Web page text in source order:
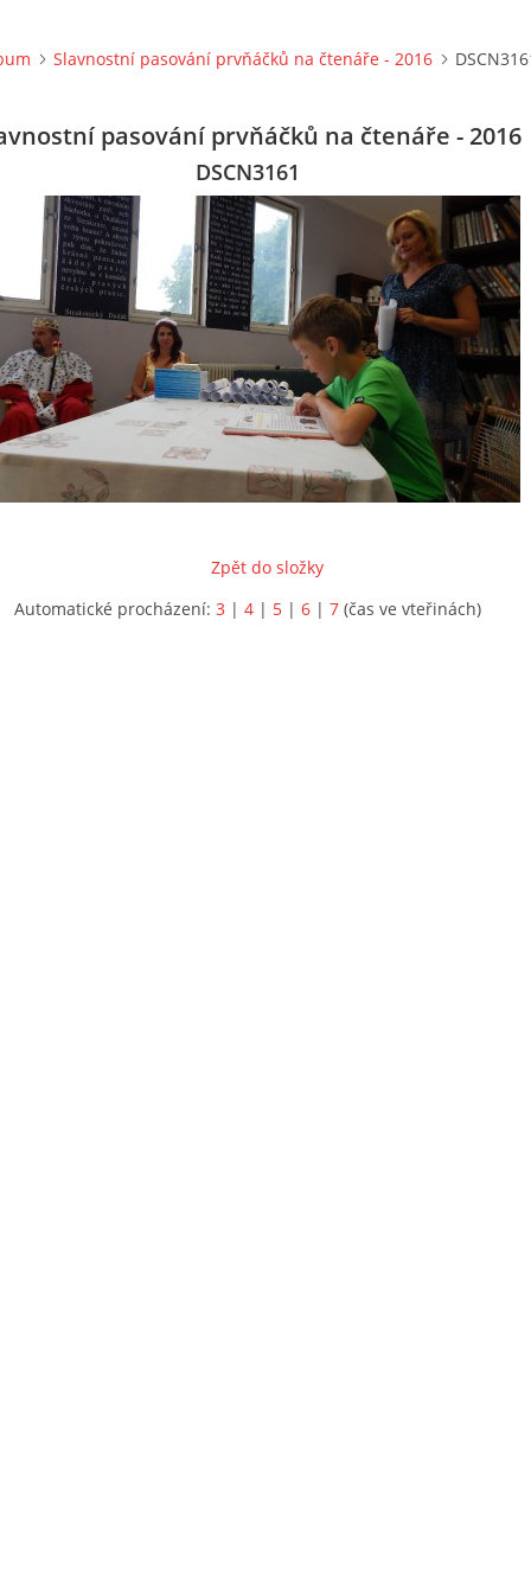
Slavnostní pasování prvňáčků na čtenáře - 2016
pasování prvňáčků na čtenáře - 2016
DSCN3161
Zpět do složky
Automatické procházení: 3 | 4 | 5 | 6 | 7 (čas ve vteřinách)